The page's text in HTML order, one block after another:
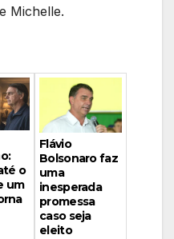
Michelle.
o
um
Flávio
Bolsonaro faz
uma
inesperada
promessa
caso seja
eleito